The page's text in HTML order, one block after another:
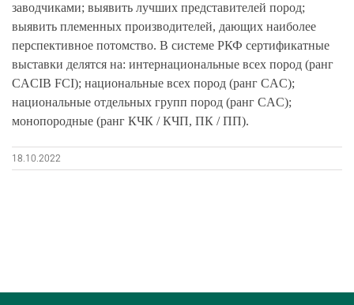
заводчиками; выявить лучших представителей пород;
выявить племенных производителей, дающих наиболее
перспективное потомство. В системе РКФ сертификатные
выставки делятся на: интернациональные всех пород (ранг
CACIB FCI); национальные всех пород (ранг CAC);
национальные отдельных групп пород (ранг CAC);
монопородные (ранг КЧК / КЧП, ПК / ПП).
18.10.2022